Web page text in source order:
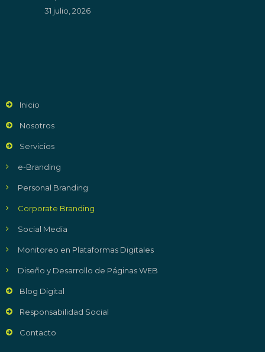
31 julio, 2026
Inicio
Nosotros
Servicios
e-Branding
Personal Branding
Corporate Branding
Social Media
Monitoreo en Plataformas Digitales
Diseño y Desarrollo de Páginas WEB
Blog Digital
Responsabilidad Social
Contacto